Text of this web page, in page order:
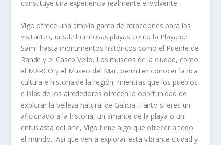
constituye una experiencia realmente envolvente.
Vigo ofrece una amplia gama de atracciones para los
visitantes, desde hermosas playas como la Playa de
Samil hasta monumentos históricos como el Puente de
Rande y el Casco Vello. Los museos de la ciudad, como
el MARCO y el Museo del Mar, permiten conocer la rica
cultura e historia de la región, mientras que los pueblos
e islas de los alrededores ofrecen la oportunidad de
explorar la belleza natural de Galicia. Tanto si eres un
aficionado a la historia, un amante de la playa o un
entusiasta del arte, Vigo tiene algo que ofrecer a todo
el mundo. ¡Así que ven a explorar esta vibrante ciudad y